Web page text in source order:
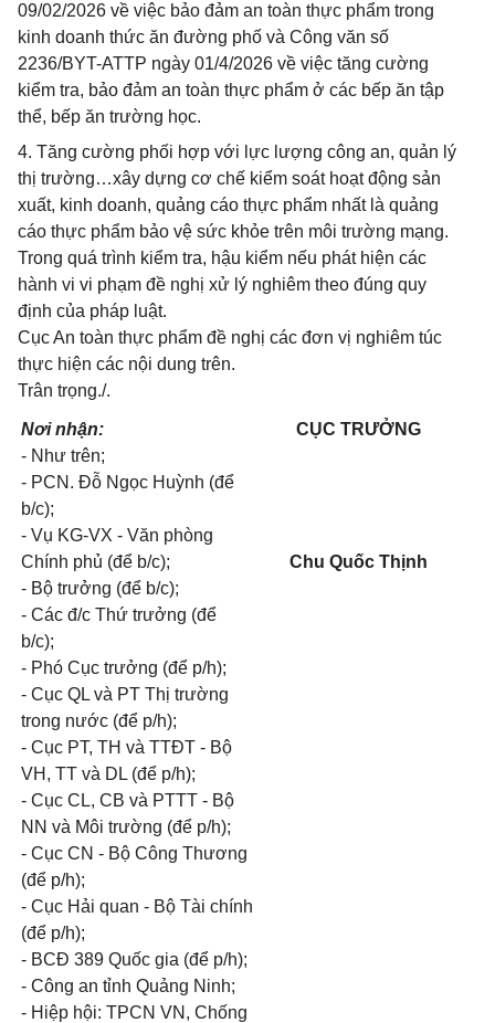
09/02/2026 về việc bảo đảm an toàn thực phẩm trong
kinh doanh thức ăn đường phố và Công văn số
2236/BYT-ATTP ngày 01/4/2026 về việc tăng cường
kiểm tra, bảo đảm an toàn thực phẩm ở các bếp ăn tập
thể, bếp ăn trường học.
4. Tăng cường phối hợp với lực lượng công an, quản lý
thị trường…xây dựng cơ chế kiểm soát hoạt động sản
xuất, kinh doanh, quảng cáo thực phẩm nhất là quảng
cáo thực phẩm bảo vệ sức khỏe trên môi trường mạng.
Trong quá trình kiểm tra, hậu kiểm nếu phát hiện các
hành vi vi phạm đề nghị xử lý nghiêm theo đúng quy
định của pháp luật.
Cục An toàn thực phẩm đề nghị các đơn vị nghiêm túc
thực hiện các nội dung trên.
Trân trọng./.
Nơi nhận:
- Như trên;
- PCN. Đỗ Ngọc Huỳnh (để
b/c);
- Vụ KG-VX - Văn phòng
Chính phủ (để b/c);
- Bộ trưởng (để b/c);
- Các đ/c Thứ trưởng (để
b/c);
- Phó Cục trưởng (để p/h);
- Cục QL và PT Thị trường
trong nước (để p/h);
- Cục PT, TH và TTĐT - Bộ
VH, TT và DL (để p/h);
- Cục CL, CB và PTTT - Bộ
NN và Môi trường (để p/h);
- Cục CN - Bộ Công Thương
(để p/h);
- Cục Hải quan - Bộ Tài chính
(để p/h);
- BCĐ 389 Quốc gia (để p/h);
- Công an tỉnh Quảng Ninh;
- Hiệp hội: TPCN VN, Chống
CỤC TRƯỞNG
Chu Quốc Thịnh